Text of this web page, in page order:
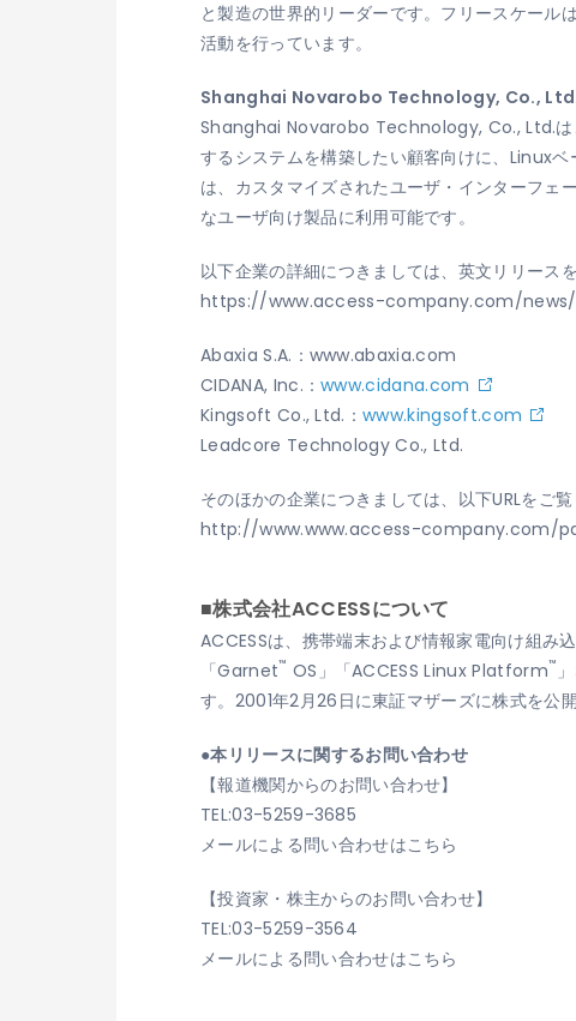
と製造の世界的リーダーです。フリースケール
活動を行っています。
Shanghai Novarobo Technology, Co.,
Shanghai Novarobo Technology, Co., Ltd.は
するシステムを構築したい顧客向けに、Linux
は、カスタマイズされたユーザ・インターフェ
なユーザ向け製品に利用可能です。
以下企業の詳細につきましては、英文リリース
https://www.access-company.com/
Abaxia S.A.：www.abaxia.com
CIDANA, Inc.：www.cidana.com
Kingsoft Co., Ltd.：www.kingsoft.com
Leadcore Technology Co., Ltd.
そのほかの企業につきましては、以下URLをご覧
http://www.www.access-company.com/
■株式会社ACCESSについて
ACCESSは、携帯端末および情報家電向け組
「Garnet™ OS」「ACCESS Linux Platform™
す。2001年2月26日に東証マザーズに株式を公
●本リリースに関するお問い合わせ
【報道機関からのお問い合わせ】
TEL:03-5259-3685
メールによる問い合わせはこちら
【投資家・株主からのお問い合わせ】
TEL:03-5259-3564
メールによる問い合わせはこちら